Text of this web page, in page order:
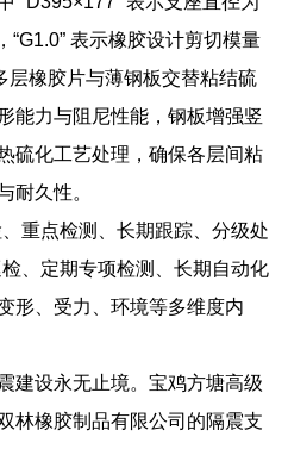
表示橡胶设计剪切模量
层橡胶片与薄钢板交替粘结硫
能力与阻尼性能，钢板增强竖
硫化工艺处理，确保各层间粘
耐久性。
重点检测、长期跟踪、分级处
、定期专项检测、长期自动化
形、受力、环境等多维度内
建设永无止境。宝鸡方塘高级
林橡胶制品有限公司的隔震支